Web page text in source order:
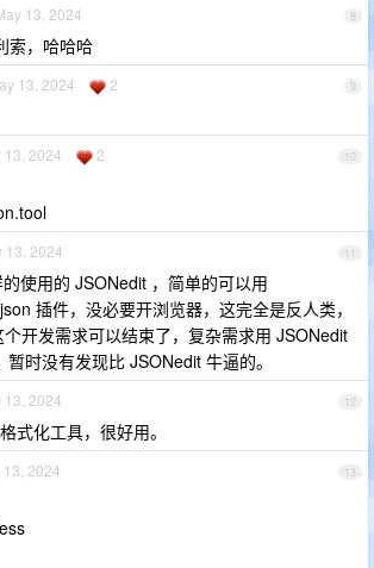
8
13, 2024
索，哈哈哈
9
13, 2024 2
10
13, 2024 2
11
13, 2024
的使用的 JSONedit ，简单的可以用
插件，没必要开浏览器，这完全是反人类，
开发需求可以结束了，复杂需求用 JSONedit
暂时没有发现比 JSONedit 牛逼的。
12
13, 2024
式化工具，很好用。
13
13, 2024